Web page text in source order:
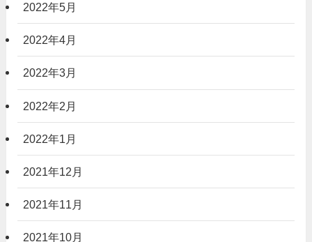
2022年5月
2022年4月
2022年3月
2022年2月
2022年1月
2021年12月
2021年11月
2021年10月